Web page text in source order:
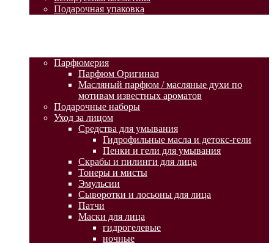
Подарочная упаковка
Парфюмерия
Парфюм Оригинал
Масляный парфюм / масляные духи по
мотивам известных ароматов
Подарочные наборы
Уход за лицом
Средства для умывания
Гидрофильные масла и детокс-гели
Пенки и гели для умывания
Скрабы и пилинги для лица
Тонеры и мисты
Эмульсии
Сыворотки и лосьоны для лица
Патчи
Маски для лица
гидрогелевые
ночные